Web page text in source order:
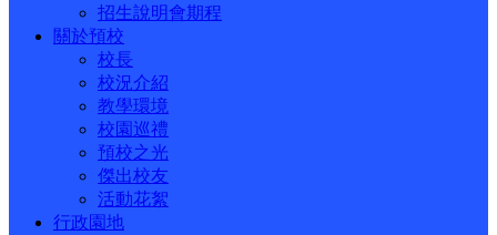
招生說明會期程
關於預校
校長
校況介紹
教學環境
校園巡禮
預校之光
傑出校友
活動花絮
行政園地